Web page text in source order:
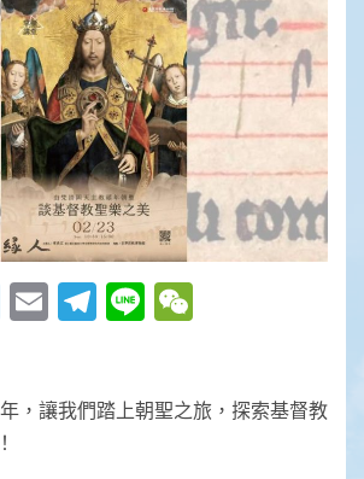
Twitter
EmailTelegram
Line
，讓我們踏上朝聖之旅，探索基督教